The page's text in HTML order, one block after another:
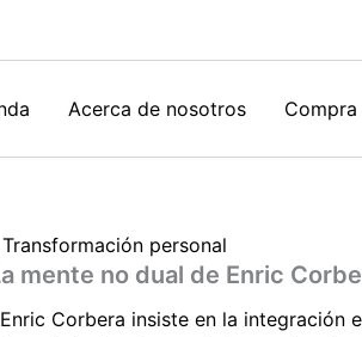
Acerca de nosotros Compra
Transformación personal
mente no dual de Enric
Corbera insiste en la integración